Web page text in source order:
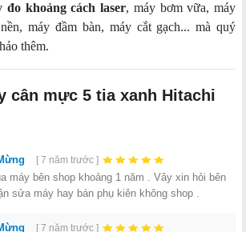
đo khoảng cách laser, máy bơm vữa, máy
máy đầm bàn, máy cắt gạch... mà quý
thêm.
cân mực 5 tia xanh Hitachi
[ 7 năm trước ]
máy bên shop khoảng 1 năm . Vây xin hỏi bên
sửa máy hay bán phụ kiên không shop .
[ 7 năm trước ]